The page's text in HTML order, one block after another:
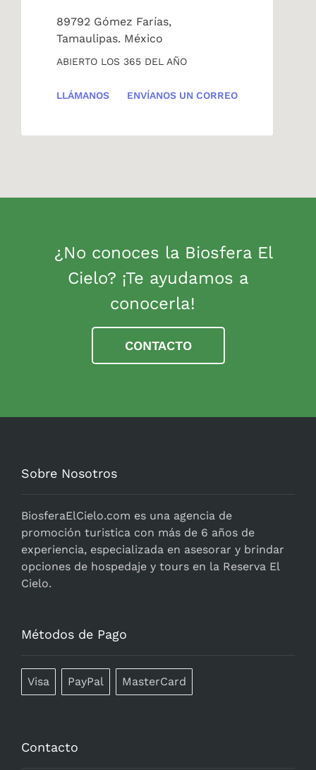
89792 Gómez Farías,
Tamaulipas. México
ABIERTO LOS 365 DEL AÑO
LLÁMANOS ENVÍANOS UN CORREO
¿No conoces la Biosfera El
Cielo? ¡Te ayudamos a
conocerla!
CONTACTO
Sobre Nosotros
BiosferaElCielo.com es una agencia de
promoción turistica con más de 6 años de
experiencia, especializada en asesorar y brindar
opciones de hospedaje y tours en la Reserva El
Cielo.
Métodos de Pago
Visa PayPal MasterCard
Contacto